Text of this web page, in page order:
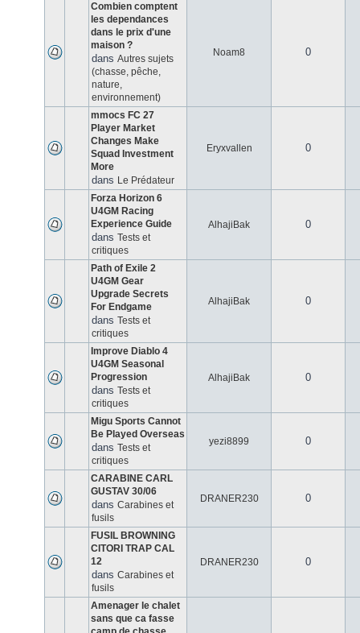
Combien comptent
les dependances
dans le prix d'une
maison ?
dans Autres sujets
(chasse, pêche,
nature,
environnement)
Noam8 0
mmocs FC 27
Player Market
Changes Make
Squad Investment
More
dans Le Prédateur
Eryxvallen 0
Forza Horizon 6
U4GM Racing
Experience Guide
dans Tests et
critiques
AlhajiBak 0
Path of Exile 2
U4GM Gear
Upgrade Secrets
For Endgame
dans Tests et
critiques
AlhajiBak 0
Improve Diablo 4
U4GM Seasonal
Progression
dans Tests et
critiques
AlhajiBak 0
Migu Sports Cannot
Be Played Overseas
dans Tests et
critiques
yezi8899 0
CARABINE CARL
GUSTAV 30/06
dans Carabines et
fusils
DRANER230 0
FUSIL BROWNING
CITORI TRAP CAL
12
dans Carabines et
fusils
DRANER230 0
Amenager le chalet
sans que ca fasse